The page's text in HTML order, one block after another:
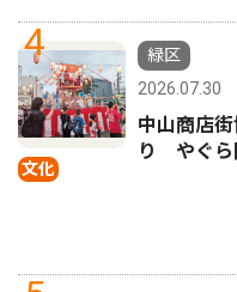
4
文化
緑区
2026.07.30
中山商店
り やぐら